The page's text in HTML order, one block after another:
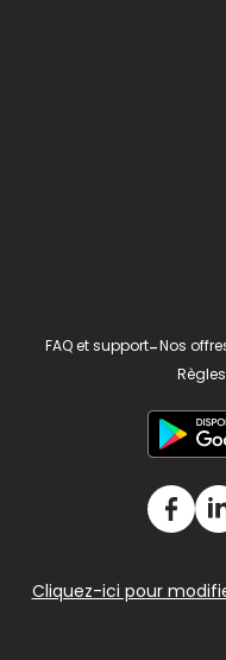
FAQ et support-Nos
Cliquez-ici pour